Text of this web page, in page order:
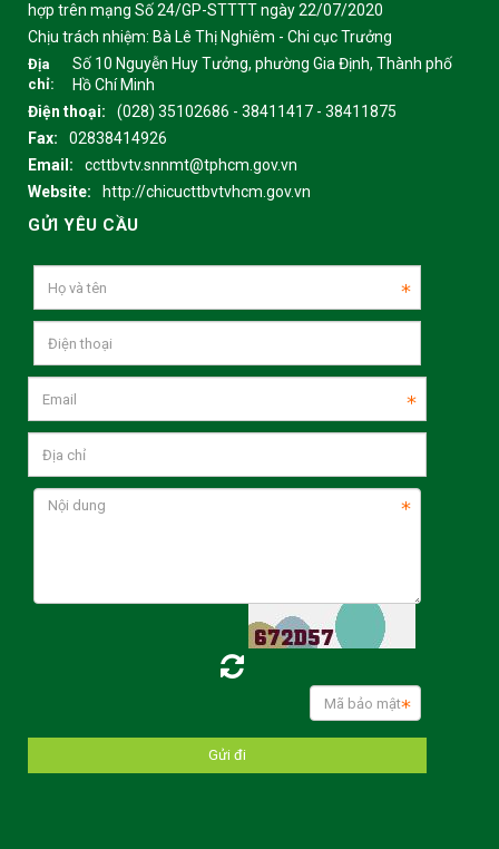
hợp trên mạng Số 24/GP-STTTT ngày 22/07/2020
Chịu trách nhiệm: Bà Lê Thị Nghiêm - Chi cục Trưởng
Địa
chỉ:
Số 10 Nguyễn Huy Tưởng, phường Gia Định, Thành phố
Hồ Chí Minh
Điện thoại:
(028) 35102686 - 38411417 - 38411875
Fax:
02838414926
Email:
ccttbvtv.snnmt@tphcm.gov.vn
Website:
http://chicucttbvtvhcm.gov.vn
GỬI YÊU CẦU